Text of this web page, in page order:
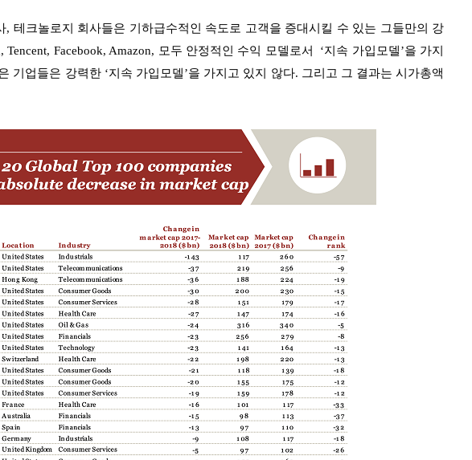
테크놀로지 회사들은 기하급수적인 속도로 고객을 증대시킬 수 있는 그들만의 강
Facebook, Amazon, 모두 안정적인 수익 모델로서 ‘지속 가입모델’을 가지
기업들은 강력한 ‘지속 가입모델’을 가지고 있지 않다. 그리고 그 결과는 시가총액